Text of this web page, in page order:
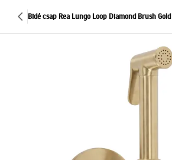
Bidé csap Rea Lungo Loop Diamond Brush Gold